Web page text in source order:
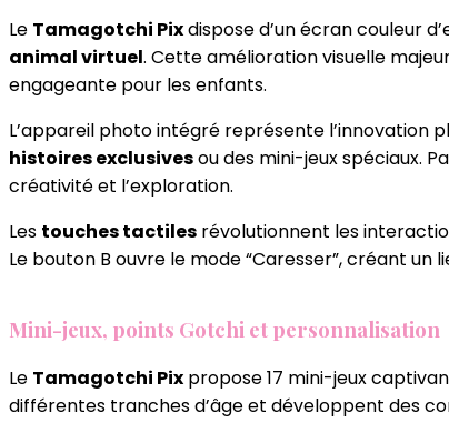
Le Tamagotchi Pixdispose d’un écran couleur
animal virtuel. Cette amélioration visuelle
engageante pour les enfants.
L’appareil photo intégré représente
histoires exclusivesou des mini-jeux spéciaux.
créativité et l’exploration.
Les touches tactiles révolutionnent les
Le bouton B ouvre le mode “Caresser”, créant
Mini-jeux, points Gotchi et personnalisation
Le Tamagotchi Pix propose 17 mini-jeux
différentes tranches d’âge et développent des